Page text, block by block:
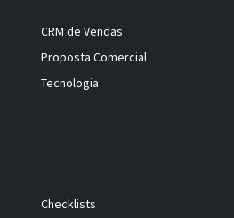
CRM de Vendas
Proposta Comercial
Tecnologia
Checklists